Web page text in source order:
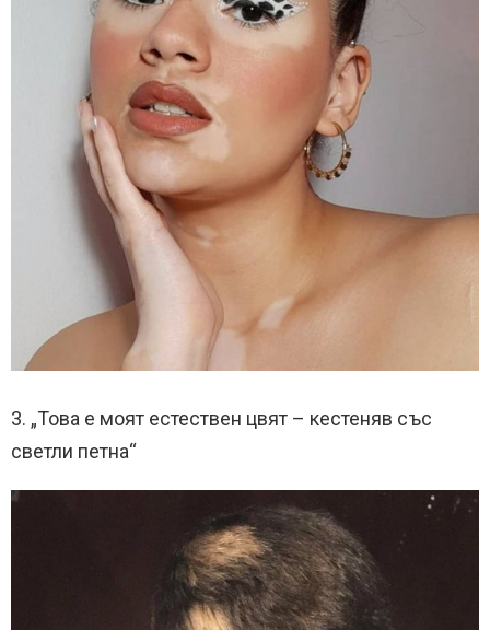
3. „Това е моят естествен цвят – кестеняв със
светли петна“